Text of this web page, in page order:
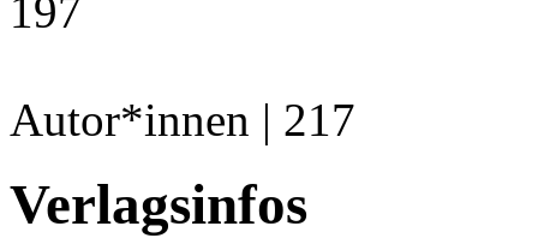
197
Autor*innen | 217
Verlagsinfos